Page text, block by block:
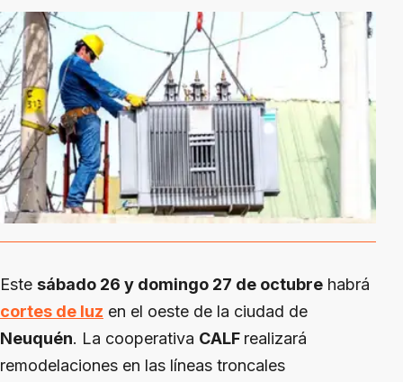
Este sábado 26 y domingo 27 de octubre habrá
cortes de luz en el oeste de la ciudad de
Neuquén. La cooperativa CALF realizará
remodelaciones en las líneas troncales